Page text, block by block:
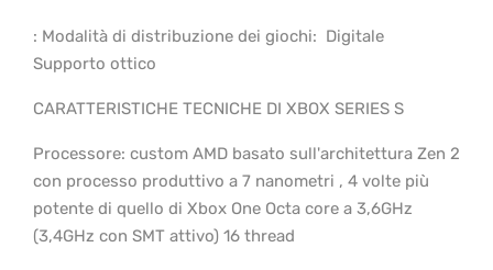
: Modalità di distribuzione dei giochi: ​ Digitale
Supporto ottico
CARATTERISTICHE TECNICHE DI XBOX SERIES S
Processore: custom AMD basato sull'architettura Zen 2
con processo produttivo a 7 nanometri , 4 volte più
potente di quello di Xbox One Octa core a 3,6GHz
(3,4GHz con SMT attivo) 16 thread